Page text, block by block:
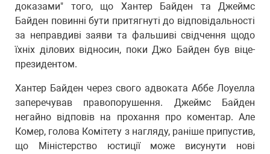
доказами" того, що Хантер Байден та Джеймс
Байден повинні бути притягнуті до відповідальності
за неправдиві заяви та фальшиві свідчення щодо
їхніх ділових відносин, поки Джо Байден був віце-
президентом.
Хантер Байден через свого адвоката Аббе Лоуелла
заперечував правопорушення. Джеймс Байден
негайно відповів на прохання про коментар. Але
Комер, голова Комітету з нагляду, раніше припустив,
що Міністерство юстиції може висунути нові